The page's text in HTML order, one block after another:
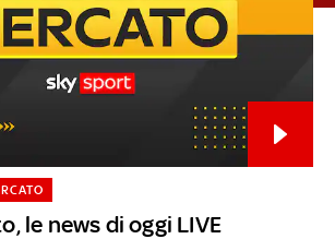
le news di oggi LIVE